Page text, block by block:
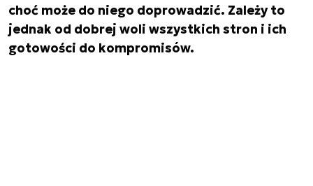
choć może do niego doprowadzić. Zależy to
jednak od dobrej woli wszystkich stron i ich
gotowości do kompromisów.